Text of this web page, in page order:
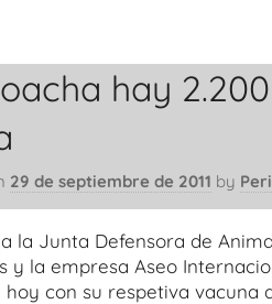
hay
29 de septiembre de 2011 by
la Junta Defensora de
y la empresa Aseo
hoy con su respetiva vacuna